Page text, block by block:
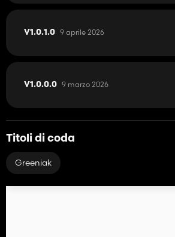
V1.0.1.0 9 aprile 2026
V1.0.0.0 9 marzo 2026
Titoli di coda
Greeniak